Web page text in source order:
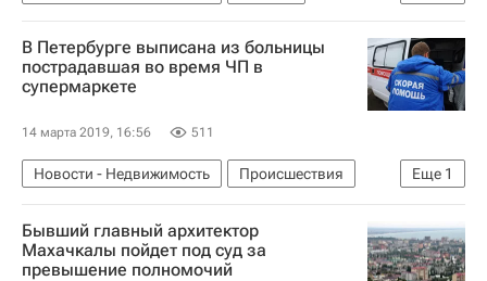
Московская городская дума
Памятники
В Петербурге выписана из больницы
пострадавшая во время ЧП в
супермаркете
14 марта 2019, 16:56 511
Еще 1
Новости - Недвижимость
Происшествия
Санкт-Петербург
Бывший главный архитектор
Махачкалы пойдет под суд за
превышение полномочий